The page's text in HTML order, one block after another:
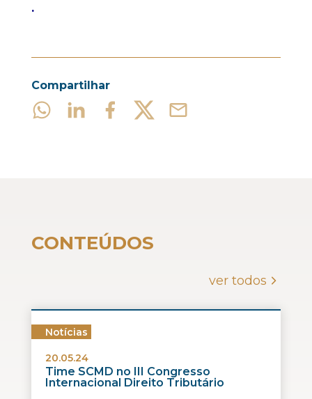
.
Compartilhar
CONTEÚDOS
ver todos
Notícias
20.05.24
Time SCMD no III Congresso
Internacional Direito Tributário